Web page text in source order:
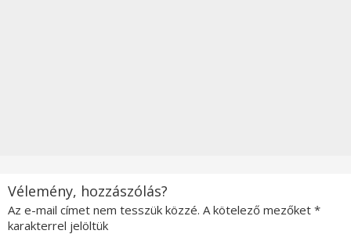
Vélemény, hozzászólás?
Az e-mail címet nem tesszük közzé. A kötelező mezőket *
karakterrel jelöltük